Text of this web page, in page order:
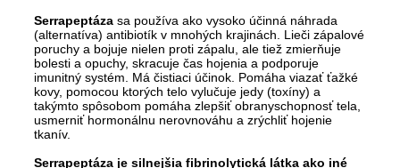
Serrapeptáza sa používa ako vysoko účinná náhrada
(alternatíva) antibiotík v mnohých krajinách. Lieči zápalové
poruchy a bojuje nielen proti zápalu, ale tiež zmierňuje
bolesti a opuchy, skracuje čas hojenia a podporuje
imunitný systém. Má čistiaci účinok. Pomáha viazať ťažké
kovy, pomocou ktorých telo vylučuje jedy (toxíny) a
takýmto spôsobom pomáha zlepšiť obranyschopnosť tela,
usmerniť hormonálnu nerovnováhu a zrýchliť hojenie
tkanív.
Serrapeptáza je silnejšia fibrinolytická látka ako iné